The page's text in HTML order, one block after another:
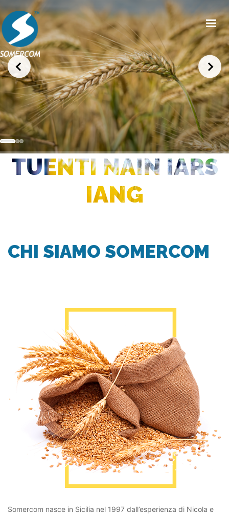
HOME
CHI SIAMO
PRODOTTI
MERCATI
NEWS/EVENTI
CONDIZIONI GENERALI DI VENDITA
TUENTI NAIN IARS
IANG
CHI SIAMO SOMERCOM
Somercom nasce in Sicilia nel 1997 dall’esperienza di Nicola e